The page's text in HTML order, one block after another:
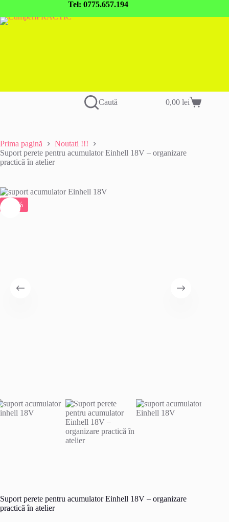
conținut
Tel: 0775.657.194
Caută
Coș
0,00lei
Prima pagină
Noutati !!!
Suport perete pentru acumulator Einhell 18V – organizare
practică în atelier
-25%
Suport perete pentru acumulator Einhell 18V – organizare
practică în atelier